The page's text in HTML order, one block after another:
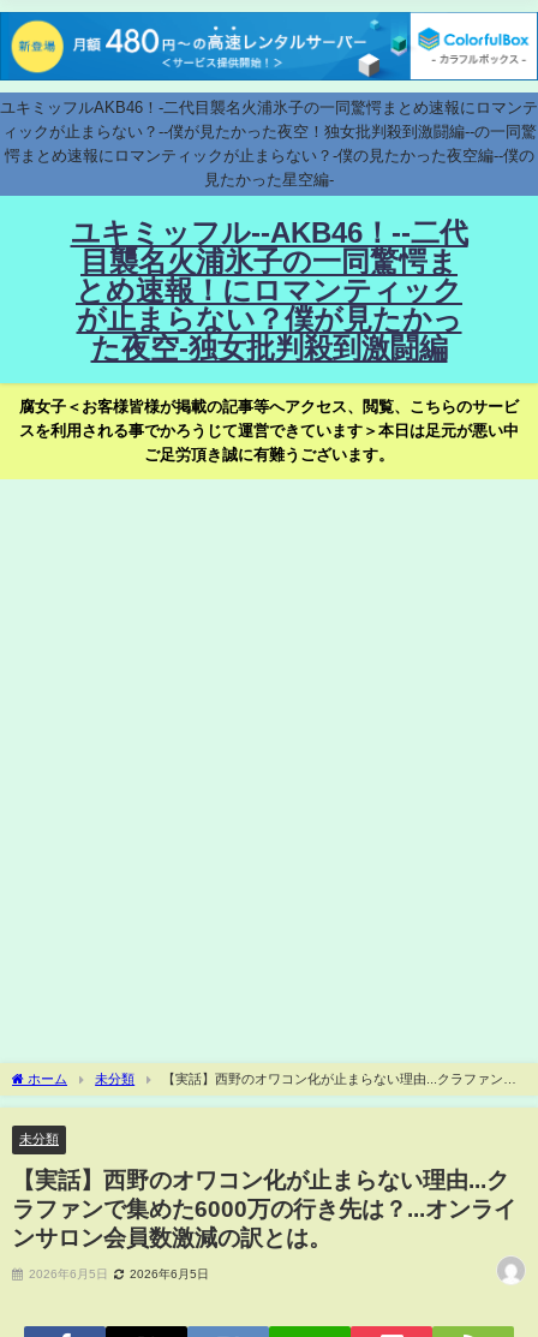
ユキミッフルAKB46！-二代目襲名火浦氷子の一同驚愕まとめ速報にロマンテ
ィックが止まらない？--僕が見たかった夜空！独女批判殺到激闘編--の一同驚
愕まとめ速報にロマンティックが止まらない？-僕の見たかった夜空編--僕の
見たかった星空編-
ユキミッフル--AKB46！--二代
目襲名火浦氷子の一同驚愕ま
とめ速報！にロマンティック
が止まらない？僕が見たかっ
た夜空-独女批判殺到激闘編
腐女子＜お客様皆様が掲載の記事等へアクセス、閲覧、こちらのサービ
スを利用される事でかろうじて運営できています＞本日は足元が悪い中
ご足労頂き誠に有難うございます。
ホーム 未分類
【実話】西野のオワコン化が止まらない理由...クラファンで
集めた6000万の行き先は？...オンラインサロン会員数激減の訳とは。
未分類
【実話】西野のオワコン化が止まらない理由...ク
ラファンで集めた6000万の行き先は？...オンライ
ンサロン会員数激減の訳とは。
2026年6月5日 2026年6月5日